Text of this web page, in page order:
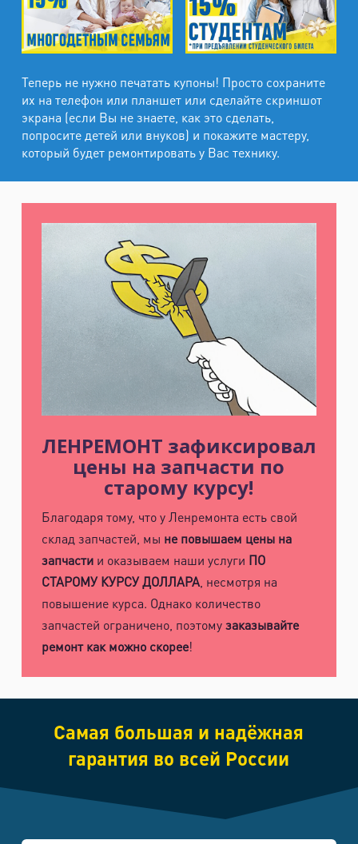
Теперь не нужно печатать купоны! Просто сохраните
их на телефон или планшет или сделайте скриншот
экрана (если Вы не знаете, как это сделать,
попросите детей или внуков) и покажите мастеру,
который будет ремонтировать у Вас технику.
ЛЕНРЕМОНТ зафиксировал
цены на запчасти по
старому курсу!
Благодаря тому, что у Ленремонта есть свой
склад запчастей, мы не повышаем цены на
запчастии оказываем наши услуги ПО
СТАРОМУ КУРСУ ДОЛЛАРА, несмотря на
повышение курса. Однако количество
запчастей ограничено, поэтомузаказывайте
ремонт как можно скорее!
Самая большая и надёжная
гарантия во всей России